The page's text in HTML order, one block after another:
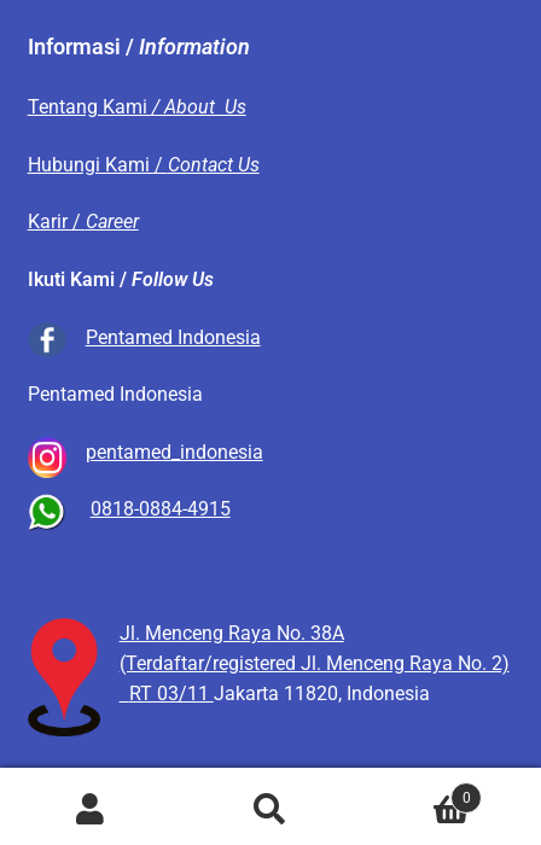
Informasi /Information
Tentang Kami / About Us
Hubungi Kami / Contact Us
Karir / Career
Ikuti Kami / Follow Us
Pentamed Indonesia
Pentamed Indonesia
pentamed_indonesia
0818-0884-4915
Jl. Menceng Raya No. 38A
(Terdaftar/registered Jl. Menceng Raya No. 2)
RT 03/11 Jakarta 11820, Indonesia
Pencarian
0